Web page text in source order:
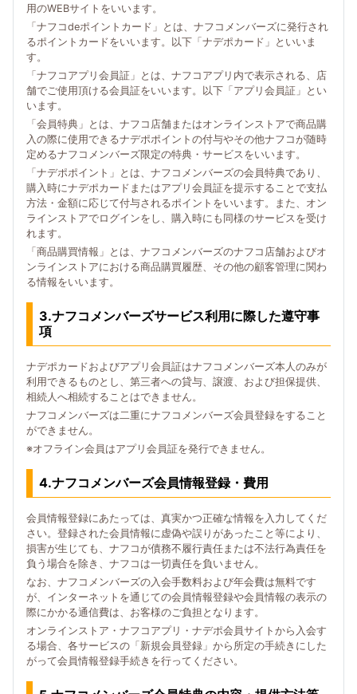
用のWEBサイトをいいます。
「ナフコdeポイントカード」とは、ナフコメンバーズに発行され
るポイントカードをいいます。以下「ナデポカード」といいま
す。
「ナフコアプリ会員証」とは、ナフコアプリ内で表示される、店
舗でご使用頂ける会員証をいいます。以下「アプリ会員証」とい
います。
「会員特典」とは、ナフコ店舗またはオンラインストアで商品購
入の際に使用できるナデポポイントの付与やその他ナフコが随時
定めるナフコメンバーズ限定の特典・サービスをいいます。
「ナデポポイント」とは、ナフコメンバーズの会員特典であり、
購入時にナデポカードまたはアプリ会員証を提示することで支払
方法・金額に応じて付与されるポイントをいいます。また、オン
ラインストアでログインをし、購入時にも同様のサービスを受け
れます。
「商品購買情報」とは、ナフコメンバーズのナフコ店舗およびオ
ンラインストアにおける商品購買履歴、その他の顧客管理に関わ
る情報をいいます。
3.ナフコメンバーズサービス利用に際した遵守事
項
ナデポカードおよびアプリ会員証はナフコメンバーズ本人のみが
利用できるものとし、第三者への貸与、譲渡、および担保提供、
相続人へ相続することはできません。
ナフコメンバーズは二重にナフコメンバーズ会員登録をすること
ができません。
※オフライン会員はアプリ会員証を発行できません。
4.ナフコメンバーズ会員情報登録・費用
会員情報登録にあたっては、真実かつ正確な情報を入力してくだ
さい。登録された会員情報に虚偽や誤りがあったこと等により、
損害が生じても、ナフコが債務不履行責任または不法行為責任を
負う場合を除き、ナフコは一切責任を負いません。
なお、ナフコメンバーズの入会手数料および年会費は無料です
が、インターネットを通じての会員情報登録や会員情報の表示の
際にかかる通信費は、お客様のご負担となります。
オンラインストア・ナフコアプリ・ナデポ会員サイトから入会す
る場合、各サービスの「新規会員登録」から所定の手続きにした
がって会員情報登録手続きを行ってください。